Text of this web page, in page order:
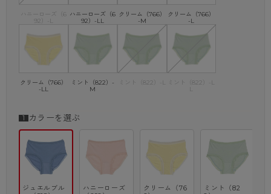
ハニーローズ（6
92）-L
ハニーローズ（6
92）-LL
クリーム（766）
-M
クリーム（766）
-L
クリーム（766）
-LL
ミント（822）-
M
ミント（822）-L
ミント（822）-L
L
カラーを選ぶ
ジュエルブル
ハニーローズ
クリーム（76
ミント（82